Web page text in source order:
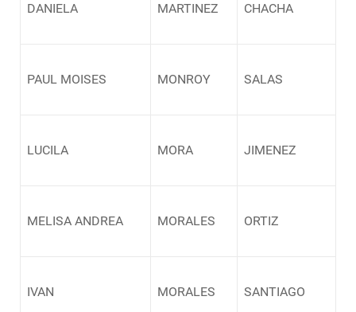
DANIELA MARTINEZ CHACHA
PAUL MOISES MONROY SALAS
LUCILA MORA JIMENEZ
MELISA ANDREA MORALES ORTIZ
IVAN MORALES SANTIAGO